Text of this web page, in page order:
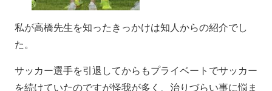
私が高橋先生を知ったきっかけは知人からの紹介でし
た。
サッカー選手を引退してからもプライベートでサッカー
を続けていたのですが怪我が多く、治りづらい事に悩ま